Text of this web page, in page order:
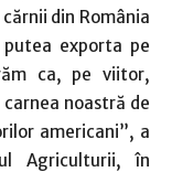
din România
putea exporta pe
ca, pe viitor,
noastră de
americani”, a
Agriculturii, în